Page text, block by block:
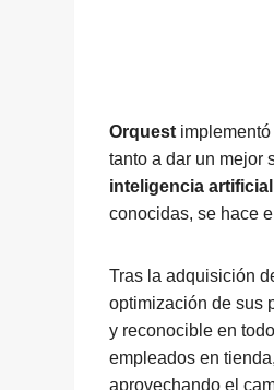
Orquest implementó
tanto a dar un mejor
inteligencia artificial
conocidas, se hace
Tras la adquisición
optimización de sus
y reconocible en
empleados en
aprovechando el